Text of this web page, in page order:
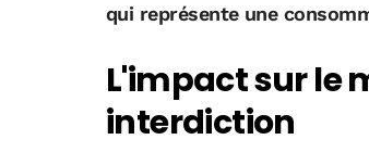
qui représente une
L'impact sur le
interdiction